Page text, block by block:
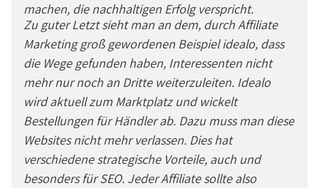
machen, die nachhaltigen Erfolg verspricht.
Zu guter Letzt sieht man an dem, durch Affiliate
Marketing groß gewordenen Beispiel idealo, dass
die Wege gefunden haben, Interessenten nicht
mehr nur noch an Dritte weiterzuleiten. Idealo
wird aktuell zum Marktplatz und wickelt
Bestellungen für Händler ab. Dazu muss man diese
Websites nicht mehr verlassen. Dies hat
verschiedene strategische Vorteile, auch und
besonders für SEO. Jeder Affiliate sollte also